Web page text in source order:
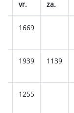
vr.
za.
1669
1939 1139
1255